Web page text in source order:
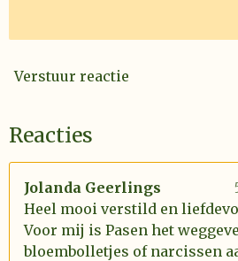
Verstuur reactie
Reacties
Jolanda Geerlings
Heel mooi verstild en
Voor mij is Pasen het
bloembolletjes of narcissen